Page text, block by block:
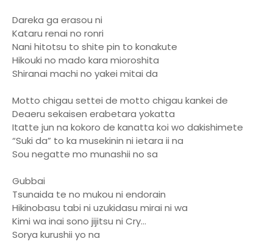
Dareka ga erasou ni
Kataru renai no ronri
Nani hitotsu to shite pin to konakute
Hikouki no mado kara mioroshita
Shiranai machi no yakei mitai da
Motto chigau settei de motto chigau kankei de
Deaeru sekaisen erabetara yokatta
Itatte jun na kokoro de kanatta koi wo dakishimete
“Suki da” to ka musekinin ni ietara ii na
Sou negatte mo munashii no sa
Gubbai
Tsunaida te no mukou ni endorain
Hikinobasu tabi ni uzukidasu mirai ni wa
Kimi wa inai sono jijitsu ni Cry…
Sorya kurushii yo na